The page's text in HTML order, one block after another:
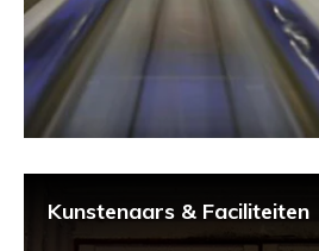
Kunstenaars & Faciliteiten